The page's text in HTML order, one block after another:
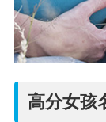
高分女孩